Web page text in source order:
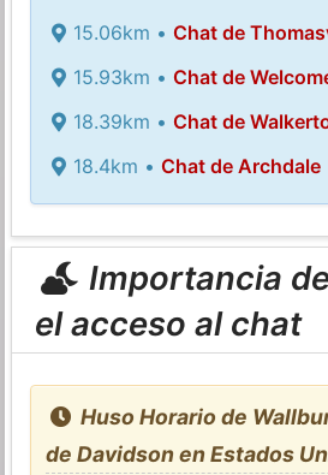
15.06km • Chat de
15.93km • Chat de
18.39km • Chat de
18.4km • Chat de Archdale
Importancia
el acceso al chat
Huso Horario de
de Davidson en Estados